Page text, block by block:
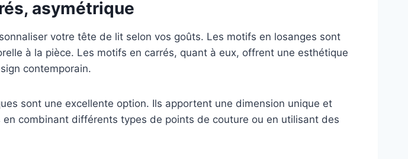
asymétrique
votre tête de lit selon vos goûts. Les motifs en losanges sont
à la pièce. Les motifs en carrés, quant à eux, offrent une esthétique
contemporain.
sont une excellente option. Ils apportent une dimension unique et
combinant différents types de points de couture ou en utilisant des